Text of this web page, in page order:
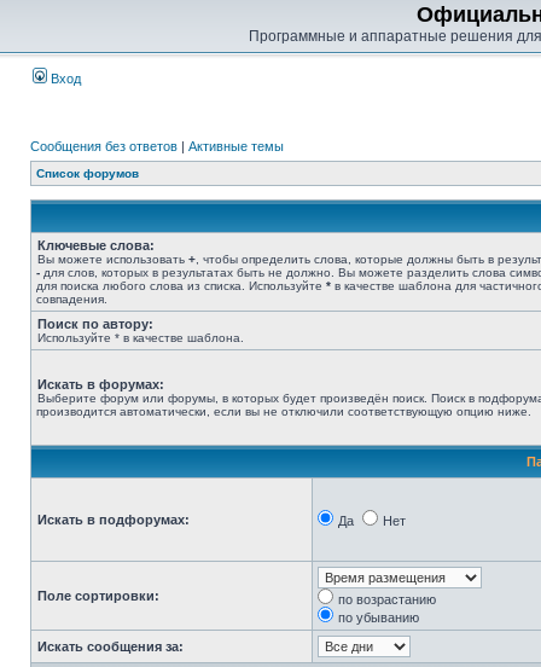
Программные и аппаратные решения
Вход
Сообщения без ответов | Активные темы
Список форумов
Ключевые слова:
Вы можете использовать + , чтобы определить слова, которые должны быть в
- для слов, которых в результатах быть не должно. Вы можете разделить слова
для поиска любого слова из списка. Используйте * в качестве шаблона для
совпадения.
Поиск по автору:
Используйте * в качестве шаблона.
Искать в форумах:
Выберите форум или форумы, в которых будет произведён поиск. Поиск в
производится автоматически, если вы не отключили соответствующую опцию ниже.
Искать в подфорумах: Да Нет
Поле сортировки:
по возрастанию
по убыванию
Искать сообщения за: